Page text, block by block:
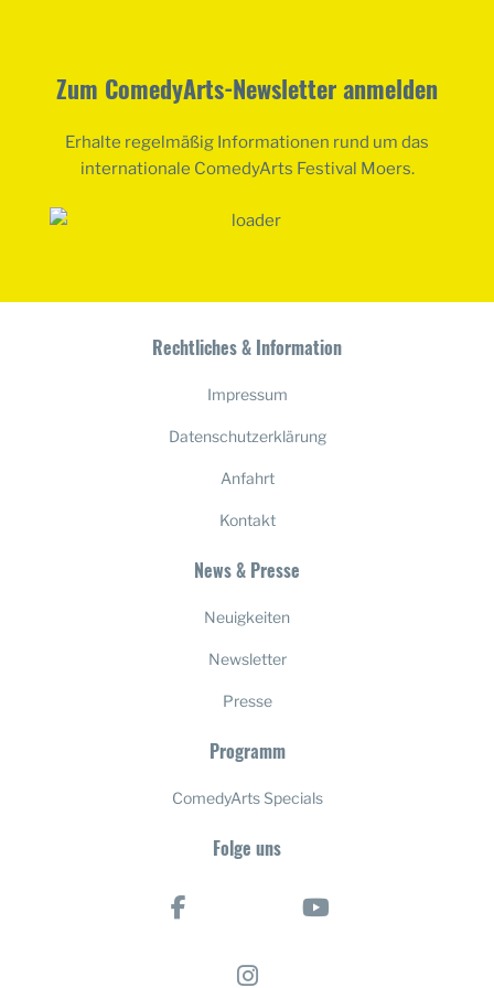
Zum ComedyArts-Newsletter anmelden
Erhalte regelmäßig Informationen rund um das
internationale ComedyArts Festival Moers.
Rechtliches & Information
Impressum
Datenschutzerklärung
Anfahrt
Kontakt
News & Presse
Neuigkeiten
Newsletter
Presse
Programm
ComedyArts Specials
Folge uns